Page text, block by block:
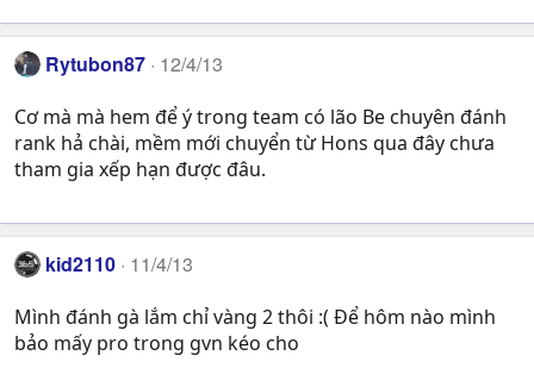
Rytubon87 12/4/13
Cơ mà mà hem để ý trong team có lão Be chuyên đánh
rank hả chài, mềm mới chuyển từ Hons qua đây chưa
tham gia xếp hạn được đâu.
kid2110 11/4/13
Mình đánh gà lắm chỉ vàng 2 thôi :( Để hôm nào mình
bảo mấy pro trong gvn kéo cho